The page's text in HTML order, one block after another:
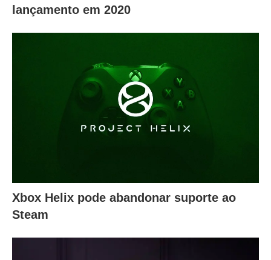
lançamento em 2020
Xbox Helix pode abandonar suporte ao
Steam